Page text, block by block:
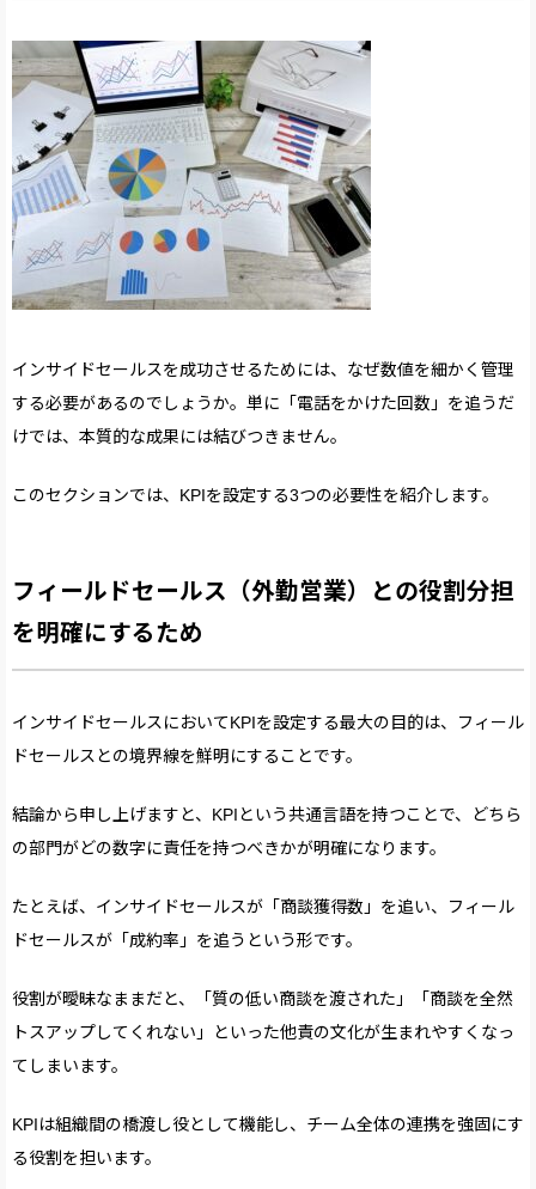
インサイドセールスを成功させるためには、なぜ数値を細かく管理
する必要があるのでしょうか。単に「電話をかけた回数」を追うだ
けでは、本質的な成果には結びつきません。
このセクションでは、KPIを設定する3つの必要性を紹介します。
フィールドセールス（外勤営業）との役割分担
を明確にするため
インサイドセールスにおいてKPIを設定する最大の目的は、フィール
ドセールスとの境界線を鮮明にすることです。
結論から申し上げますと、KPIという共通言語を持つことで、どちら
の部門がどの数字に責任を持つべきかが明確になります。
たとえば、インサイドセールスが「商談獲得数」を追い、フィール
ドセールスが「成約率」を追うという形です。
役割が曖昧なままだと、「質の低い商談を渡された」「商談を全然
トスアップしてくれない」といった他責の文化が生まれやすくなっ
てしまいます。
KPIは組織間の橋渡し役として機能し、チーム全体の連携を強固にす
る役割を担います。